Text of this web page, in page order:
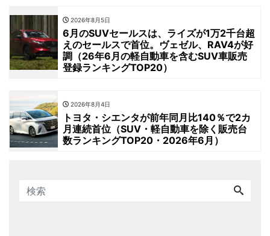
2026年8月5日
6月のSUVセールスは、ライズが1万2千台超
えのセールスで首位。ヴェゼル、RAV4が好
調（26年6月の軽自動車を含むSUV車販売
登録ランキングTOP20）
2026年8月4日
トヨタ・シエンタが前年同月比140％で2カ
月連続首位（SUV・軽自動車を除く販売台
数ランキングTOP20・2026年6月）